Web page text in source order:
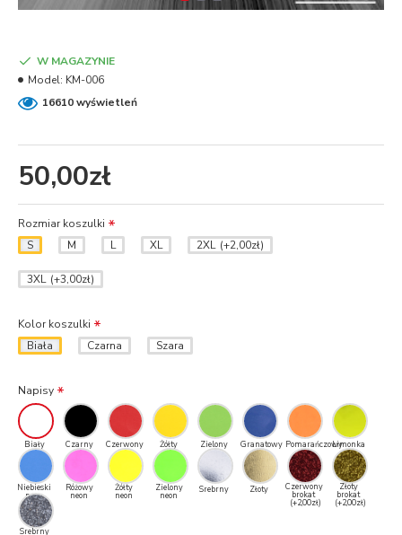
50,00zł
W MAGAZYNIE
Model: KM-006
16610 wyświetleń
Rozmiar koszulki
S
M L XL 2XL (+2,00zł)
3XL (+3,00zł)
Kolor koszulki
Biała
Czarna Szara
Napisy
Biały Czarny Czerwony Żółty Zielony Granatowy PomarańczowyLimonka
Niebieski
neon
Różowy
neon
Żółty
neon
Zielony
neon
Srebrny Złoty Czerwony
brokat
(+2,00zł)
Złoty
brokat
(+2,00zł)
Srebrny